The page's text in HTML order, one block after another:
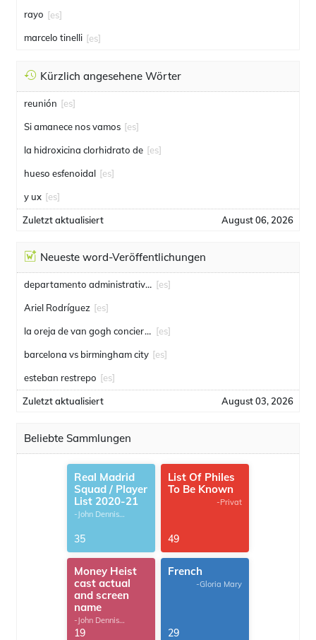
rayo [es]
marcelo tinelli [es]
Kürzlich angesehene Wörter
reunión [es]
Si amanece nos vamos [es]
la hidroxicina clorhidrato de [es]
hueso esfenoidal [es]
y ux [es]
Zuletzt aktualisiert August 06, 2026
Neueste word-Veröffentlichungen
departamento administrativo de seguridad [es]
Ariel Rodríguez [es]
la oreja de van gogh conciertos [es]
barcelona vs birmingham city [es]
esteban restrepo [es]
Zuletzt aktualisiert August 03, 2026
Beliebte Sammlungen
Real Madrid
Squad / Player
List 2020-21
-John Dennis
35
List Of Philes
To Be Known
-Privat
49
Money Heist
cast actual
and screen
name
-John Dennis
G.Thomas
19
French
-Gloria Mary
29